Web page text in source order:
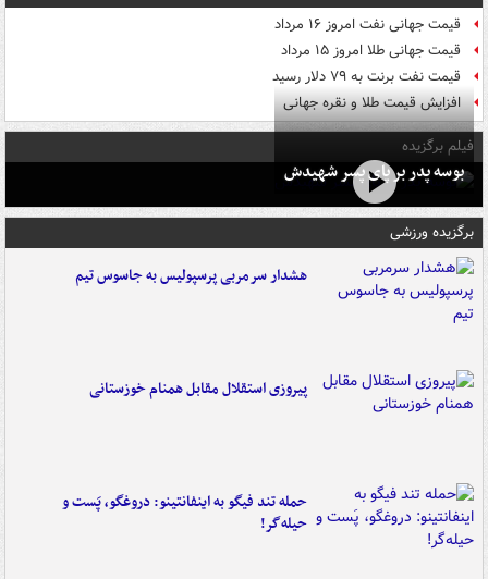
قیمت جهانی نفت امروز ۱۶ مرداد
قیمت جهانی طلا امروز ۱۵ مرداد
قیمت نفت برنت به ۷۹ دلار رسید
افزایش قیمت طلا و نقره جهانی
فیلم برگزیده
بوسه‌ پدر بر پای پسر شهیدش
برگزیده ورزشی
هشدار سرمربی پرسپولیس به جاسوس تیم
پیروزی استقلال مقابل همنام خوزستانی
حمله تند فیگو به اینفانتینو: دروغگو، پَست‌ و
حیله‌گر!